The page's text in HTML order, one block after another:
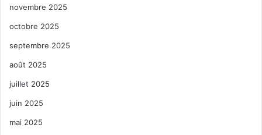
novembre 2025
octobre 2025
septembre 2025
août 2025
juillet 2025
juin 2025
mai 2025